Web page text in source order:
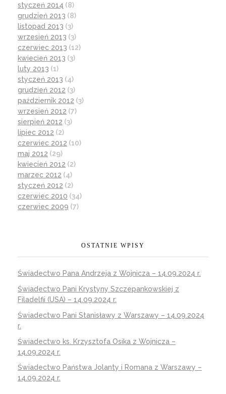
styczeń 2014 (8)
grudzień 2013 (8)
listopad 2013 (3)
wrzesień 2013 (3)
czerwiec 2013 (12)
kwiecień 2013 (3)
luty 2013 (1)
styczeń 2013 (4)
grudzień 2012 (3)
październik 2012 (3)
wrzesień 2012 (7)
sierpień 2012 (3)
lipiec 2012 (2)
czerwiec 2012 (10)
maj 2012 (29)
kwiecień 2012 (2)
marzec 2012 (4)
styczeń 2012 (2)
czerwiec 2010 (34)
czerwiec 2009 (7)
OSTATNIE WPISY
Świadectwo Pana Andrzeja z Wojnicza – 14.09.2024 r.
Świadectwo Pani Krystyny Szczepankowskiej z
Filadelfii (USA) – 14.09.2024 r.
Świadectwo Pani Stanisławy z Warszawy – 14.09.2024
r.
Świadectwo ks. Krzysztofa Osika z Wojnicza –
14.09.2024 r.
Świadectwo Państwa Jolanty i Romana z Warszawy –
14.09.2024 r.